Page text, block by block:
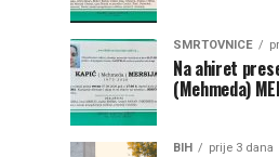
SMRTOVNICE
Na ahiret
(Mehmeda)
BIH prije 3 dana